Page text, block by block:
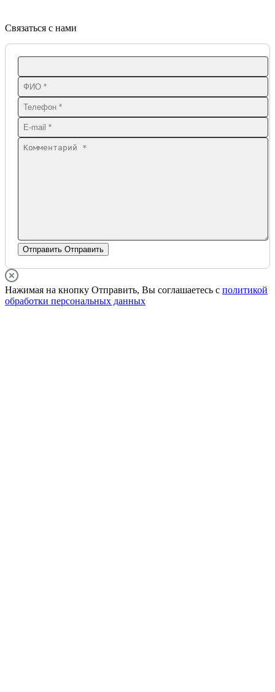
Связаться с нами
Отправить Отправить
Нажимая на кнопку Отправить, Вы соглашаетесь с политикой
обработки персональных данных